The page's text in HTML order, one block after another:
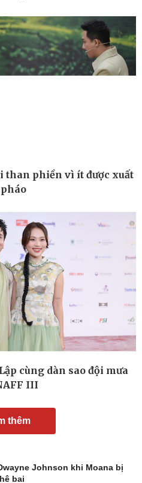
Sản phụ khoa
Nhi khoa
Làm đẹp - giảm cân
Phòng mạch online
Ăn sạch sống khỏe
than phiền vì ít được xuất
cùng dàn sao đội mưa
III
thêm
Johnson khi Moana bị
bai